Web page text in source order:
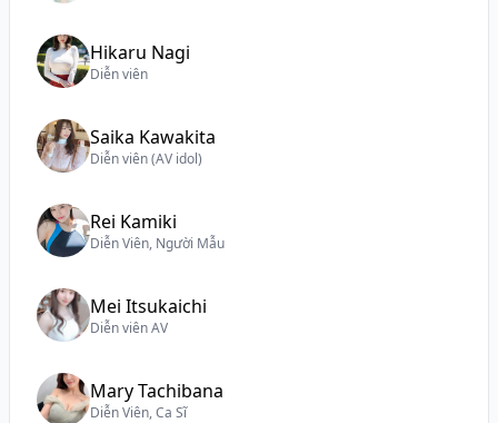
Hikaru Nagi
Diễn viên
Saika Kawakita
Diễn viên (AV idol)
Rei Kamiki
Diễn Viên, Người Mẫu
Mei Itsukaichi
Diễn viên AV
Mary Tachibana
Diễn Viên, Ca Sĩ